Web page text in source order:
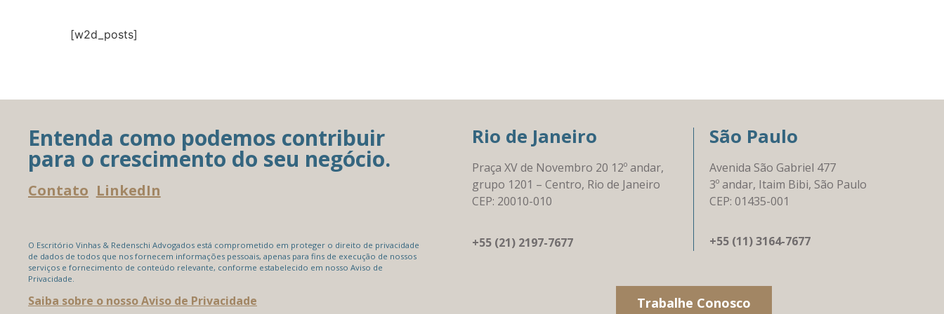
[w2d_posts]
Entenda como podemos contribuir
para o crescimento do seu negócio.
Contato LinkedIn
O Escritório Vinhas & Redenschi Advogados está comprometido em proteger o direito de privacidade
de dados de todos que nos fornecem informações pessoais, apenas para fins de execução de nossos
serviços e fornecimento de conteúdo relevante, conforme estabelecido em nosso Aviso de
Privacidade.
Saiba sobre o nosso Aviso de Privacidade
Rio de Janeiro
Praça XV de Novembro 20 12º andar,
grupo 1201 – Centro, Rio de Janeiro
CEP: 20010-010
+55 (21) 2197-7677
São Paulo
Avenida São Gabriel 477
3º andar, Itaim Bibi, São Paulo
CEP: 01435-001
+55 (11) 3164-7677
Trabalhe Conosco